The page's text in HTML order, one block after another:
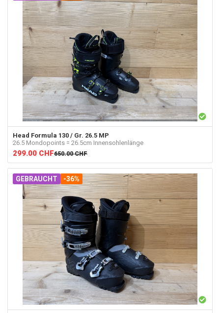
Head Formula 130 / Gr. 26.5 MP
26.5 Mondopoints = 26.5cm Innensohlenlänge
299.00 CHF650.00 CHF
GEBRAUCHT -36%